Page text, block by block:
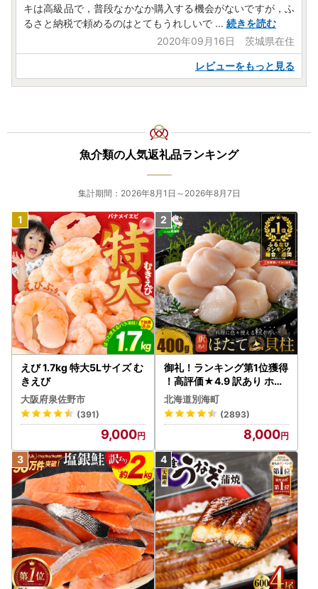
キは高級品で，普段なかなか購入する機会がないですが，ふ
るさと納税で頼めるのはとてもうれしいで ... 続きを読む
2020年09月16日 茨城県在住
レビューをもっと見る
魚介類の人気返礼品ランキング
集計期間：2026年8月1日～2026年8月7日
えび 1.7kg 特大5Lサイズ む
きえび
大阪府泉佐野市
(391)
9,000
御礼！ランキング第1位獲得
！高評価★4.9 訳あり ホタ
テ 400g（ほたて 帆立 貝柱
冷凍 ）
北海道別海町
(2893)
8,000